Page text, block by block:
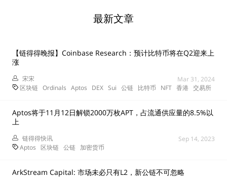
最新文章
【链得得晚报】Coinbase Research：预计比特币将在Q2迎来上
涨
宋宋
Mar 31, 2024
区块链 Ordinals Aptos DEX Sui 公链 比特币 NFT 香港 交易所
Aptos将于11月12日解锁2000万枚APT，占流通供应量的8.5%以
上
链得得快讯
Sep 14, 2023
Aptos 区块链 公链 加密货币
ArkStream Capital: 市场未必只有L2，新公链不可忽略